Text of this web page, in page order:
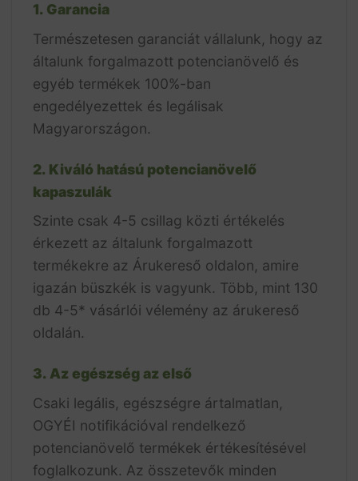
1. Garancia
Természetesen garanciát vállalunk, hogy az
általunk forgalmazott potencianövelő és
egyéb termékek 100%-ban
engedélyezettek és legálisak
Magyarországon.
2. Kiváló hatású potencianövelő
kapaszulák
Szinte csak 4-5 csillag közti értékelés
érkezett az általunk forgalmazott
termékekre az Árukereső oldalon, amire
igazán büszkék is vagyunk. Több, mint 130
db 4-5* vásárlói vélemény az árukereső
oldalán.
3. Az egészség az első
Csaki legális, egészségre ártalmatlan,
OGYÉI notifikációval rendelkező
potencianövelő termékek értékesítésével
foglalkozunk. Az összetevők minden